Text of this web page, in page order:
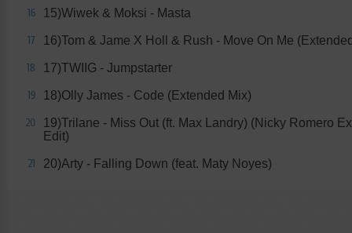
16 15)Wiwek & Moksi - Masta
17 16)Tom & Jame X Holl & Rush - Move On Me
18 17)TWIIG - Jumpstarter
19 18)Olly James - Code (Extended Mix)
20
19)Trilane - Miss Out (ft. Max Landry) (Nicky Romero
Edit)
21 20)Arty - Falling Down (feat. Maty Noyes)